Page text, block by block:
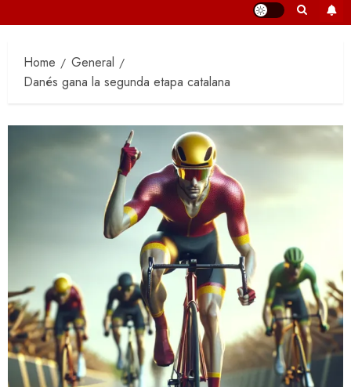
Home
General
Danés gana la segunda etapa catalana